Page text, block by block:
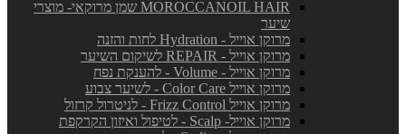
MOROCCANOIL HAIR שמן מרוקאי- מוצרי
שיער
מרוקן אוייל - Hydration לחות והזנה
מרוקן אוייל - REPAIR לשיקום השיער
מרוקן אוייל - Volume - להענקת נפח
מרוקן אוייל Color Care - לשיער צבוע
מרוקן אוייל Frizz Control - לניטרול קרזול
מרוקן אוייל- Scalp - לטיפול ואיזון הקרקפת